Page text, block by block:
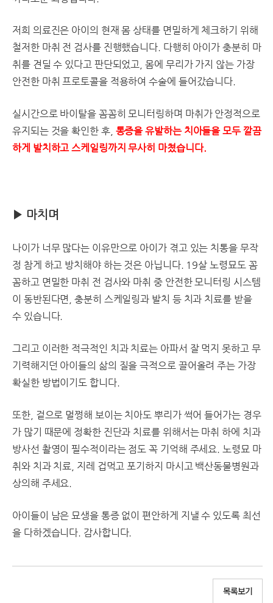
저희 의료진은 아이의 현재 몸 상태를 면밀하게 체크하기 위해
철저한 마취 전 검사를 진행했습니다. 다행히 아이가 충분히 마
취를 견딜 수 있다고 판단되었고, 몸에 무리가 가지 않는 가장
안전한 마취 프로토콜을 적용하여 수술에 들어갔습니다.
실시간으로 바이탈을 꼼꼼히 모니터링하며 마취가 안정적으로
유지되는 것을 확인한 후, 통증을 유발하는 치아들을 모두 깔끔
하게 발치하고 스케일링까지 무사히 마쳤습니다.
▶ 마치며
나이가 너무 많다는 이유만으로 아이가 겪고 있는 치통을 무작
정 참게 하고 방치해야 하는 것은 아닙니다. 19살 노령묘도 꼼
꼼하고 면밀한 마취 전 검사와 마취 중 안전한 모니터링 시스템
이 동반된다면, 충분히 스케일링과 발치 등 치과 치료를 받을
수 있습니다.
그리고 이러한 적극적인 치과 치료는 아파서 잘 먹지 못하고 무
기력해지던 아이들의 삶의 질을 극적으로 끌어올려 주는 가장
확실한 방법이기도 합니다.
또한, 겉으로 멀쩡해 보이는 치아도 뿌리가 썩어 들어가는 경우
가 많기 때문에 정확한 진단과 치료를 위해서는 마취 하에 치과
방사선 촬영이 필수적이라는 점도 꼭 기억해 주세요. 노령묘 마
취와 치과 치료, 지레 겁먹고 포기하지 마시고 백산동물병원과
상의해 주세요.
아이들이 남은 묘생을 통증 없이 편안하게 지낼 수 있도록 최선
을 다하겠습니다. 감사합니다.
목록보기